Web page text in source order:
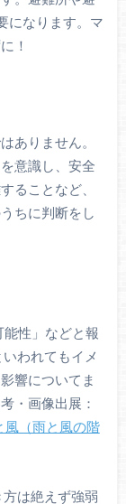
になります。マ
！
ありません。
意識し、安全
ることなど、
ちに判断をし
性」などと報
われてもイメ
響についてま
・画像出展：
風（雨と風の階
は絶えず強弱